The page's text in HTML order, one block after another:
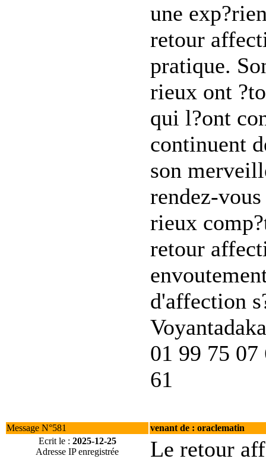
une
retour
pratique.
rieux ont
qui l?ont
continuent
son
rendez-
rieux
retour
d'affection
01 99 75
61
Message N°581
venant de : oraclematin
Ecrit le : 2025-12-25
Adresse IP enregistrée
Le retour